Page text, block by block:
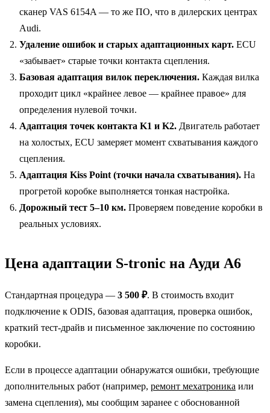
сканер VAS 6154A — то же ПО, что в дилерских центрах
Audi.
Удаление ошибок и старых адаптационных карт. ECU
«забывает» старые точки контакта сцепления.
Базовая адаптация вилок переключения. Каждая вилка
проходит цикл «крайнее левое — крайнее правое» для
определения нулевой точки.
Адаптация точек контакта K1 и K2. Двигатель работает
на холостых, ECU замеряет момент схватывания каждого
сцепления.
Адаптация Kiss Point (точки начала схватывания). На
прогретой коробке выполняется тонкая настройка.
Дорожный тест 5–10 км. Проверяем поведение коробки в
реальных условиях.
Цена адаптации S-tronic на Ауди А6
Стандартная процедура — 3 500 ₽. В стоимость входит
подключение к ODIS, базовая адаптация, проверка ошибок,
краткий тест-драйв и письменное заключение по состоянию
коробки.
Если в процессе адаптации обнаружатся ошибки, требующие
дополнительных работ (например, ремонт мехатроника или
замена сцепления), мы сообщим заранее с обоснованной